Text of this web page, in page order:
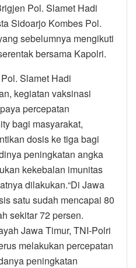
Pol. Slamet Hadi
Sidoarjo Kombes Pol.
sebelumnya mengikuti
bersama Kapolri.
Slamet Hadi
kegiatan vaksinasi
percepatan
bagi masyarakat,
dosis ke tiga bagi
peningkatan angka
kekebalan imunitas
dilakukan.“Di Jawa
satu sudah mencapai 80
sekitar 72 persen.
Jawa Timur, TNI-Polri
melakukan percepatan
peningkatan